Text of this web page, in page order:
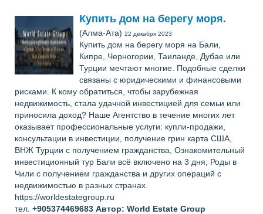
Купить дом на берегу моря.
(Алма-Ата) 22 декабря 2023
Купить дом на берегу моря на Бали,
Кипре, Черногории, Таиланде, Дубае или
Турции мечтают многие. Подобные сделки
связаны с юридическими и финансовыми
рисками. К кому обратиться, чтобы зарубежная
недвижимость, стала удачной инвестицией для семьи или
приносила доход? Наше Агентство в течение многих лет
оказывает профессиональные услуги: купли-продажи,
консультации в инвестиции, получение грин карта США,
ВНЖ Турции с получением гражданства, Ознакомительный
инвестиционный тур Бали всё включено на 3 дня, Роды в
Чили с получением гражданства и других операций с
недвижимостью в разных странах.
https://worldestategroup.ru
тел. +905374469683 Автор: World Estate Group